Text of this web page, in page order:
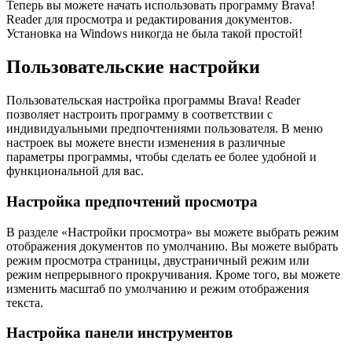
Теперь вы можете начать использовать программу Brava!
Reader для просмотра и редактирования документов.
Установка на Windows никогда не была такой простой!
Пользовательские настройки
Пользовательская настройка программы Brava! Reader
позволяет настроить программу в соответствии с
индивидуальными предпочтениями пользователя. В меню
настроек вы можете внести изменения в различные
параметры программы, чтобы сделать ее более удобной и
функциональной для вас.
Настройка предпочтений просмотра
В разделе «Настройки просмотра» вы можете выбрать режим
отображения документов по умолчанию. Вы можете выбрать
режим просмотра страницы, двустраничный режим или
режим непрерывного прокручивания. Кроме того, вы можете
изменить масштаб по умолчанию и режим отображения
текста.
Настройка панели инструментов